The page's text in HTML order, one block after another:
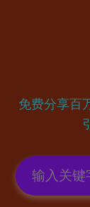
免费分享百